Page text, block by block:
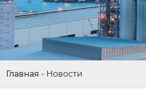
Главная - Новости